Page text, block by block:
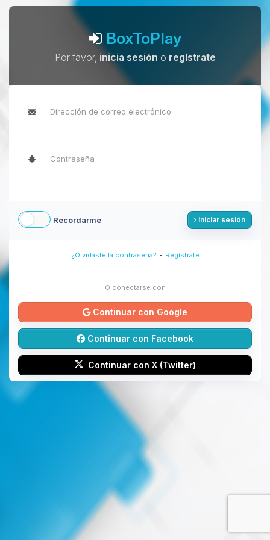
BoxToPlay
Por favor, inicia sesión o regístrate
Recordarme Iniciar sesión
¿Olvidaste la contraseña? - Regístrate
O conectarse con
Continuar con Google
Continuar con Facebook
Continuar con X (Twitter)